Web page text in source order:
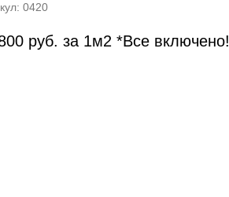
0420
руб. за 1м2 *Все включено!